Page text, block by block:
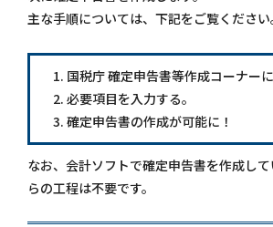
主な手順については、下記をご覧ください
国税庁 確定申告書等作成コーナーに
必要項目を入力する。
確定申告書の作成が可能に！
なお、会計ソフトで確定申告書を作成し
らの工程は不要です。